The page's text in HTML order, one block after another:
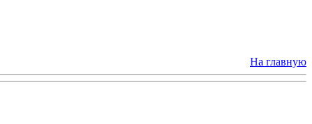
На главную